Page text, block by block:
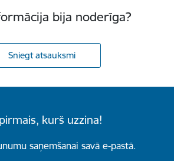
bija noderīga?
Sniegt atsauksmi
kurš uzzina!
saņemšanai savā e-pastā.